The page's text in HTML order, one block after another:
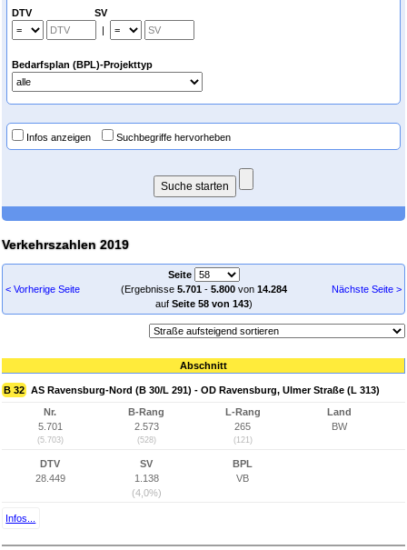
DTV SV
|
Bedarfsplan (BPL)-Projekttyp
Infos anzeigen Suchbegriffe hervorheben
Verkehrszahlen 2019
< Vorherige Seite
Seite
(Ergebnisse 5.701- 5.800von 14.284
auf Seite 58 von 143)
Nächste Seite >
Abschnitt
B 32 AS Ravensburg-Nord (B 30/L 291) - OD Ravensburg, Ulmer Straße (L 313)
Nr.
5.701
(5.703)
B-Rang
2.573
(528)
L-Rang
265
(121)
Land
BW
DTV
28.449
SV
1.138
(4,0%)
BPL
VB
Infos...